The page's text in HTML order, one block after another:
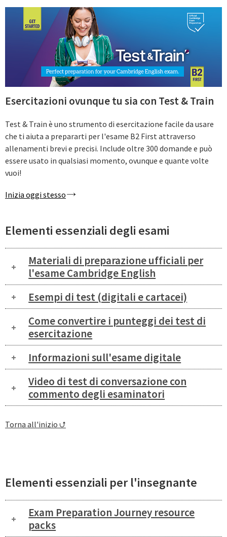
Esercitazioni ovunque tu sia con Test & Train
Test & Train è uno strumento di esercitazione facile da usare
che ti aiuta a prepararti per l'esame B2 First attraverso
allenamenti brevi e precisi. Include oltre 300 domande e può
essere usato in qualsiasi momento, ovunque e quante volte
vuoi!
Inizia oggi stesso
Elementi essenziali degli esami
Materiali di preparazione ufficiali per
l'esame Cambridge English
Esempi di test (digitali e cartacei)
Come convertire i punteggi dei test di
esercitazione
Informazioni sull'esame digitale
Video di test di conversazione con
commento degli esaminatori
Torna all'inizio ⮍
Elementi essenziali per l'insegnante
Exam Preparation Journey resource
packs